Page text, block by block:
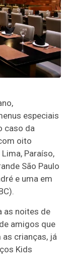
especiais
caso da
oito
Paraíso,
São Paulo
e uma em
as noites de
amigos que
crianças, já
Kids